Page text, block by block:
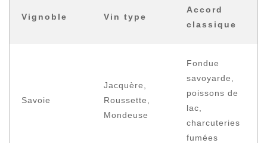
Vignoble Vin type
Accord
classique
Savoie
Jacquère,
Roussette,
Mondeuse
Fondue
savoyarde,
poissons de
lac,
charcuteries
fumées